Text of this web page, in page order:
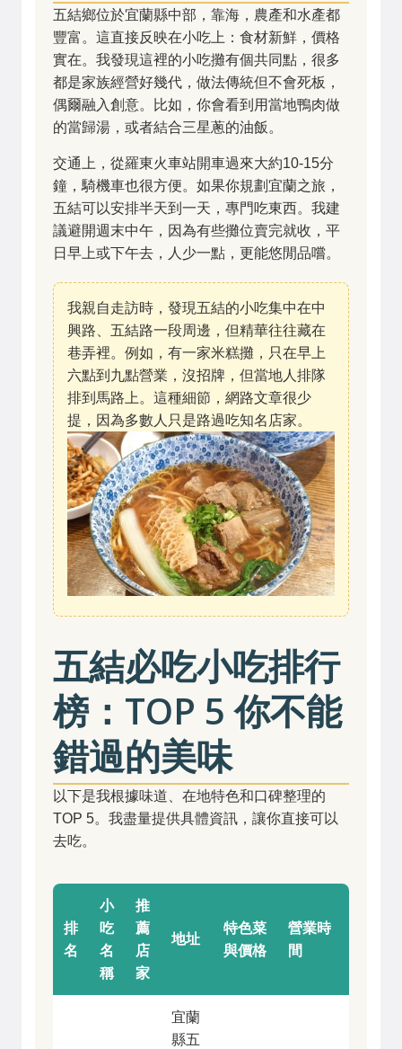
五結鄉位於宜蘭縣中部，靠海，農產和水產都
豐富。這直接反映在小吃上：食材新鮮，價格
實在。我發現這裡的小吃攤有個共同點，很多
都是家族經營好幾代，做法傳統但不會死板，
偶爾融入創意。比如，你會看到用當地鴨肉做
的當歸湯，或者結合三星蔥的油飯。
交通上，從羅東火車站開車過來大約10-15分
鐘，騎機車也很方便。如果你規劃宜蘭之旅，
五結可以安排半天到一天，專門吃東西。我建
議避開週末中午，因為有些攤位賣完就收，平
日早上或下午去，人少一點，更能悠閒品嚐。
我親自走訪時，發現五結的小吃集中在中
興路、五結路一段周邊，但精華往往藏在
巷弄裡。例如，有一家米糕攤，只在早上
六點到九點營業，沒招牌，但當地人排隊
排到馬路上。這種細節，網路文章很少
提，因為多數人只是路過吃知名店家。
五結必吃小吃排行
榜：TOP 5 你不能
錯過的美味
以下是我根據味道、在地特色和口碑整理的
TOP 5。我盡量提供具體資訊，讓你直接可以
去吃。
排
名
小
吃
名
稱
推
薦
店
家
地址
特色菜
與價格
營業時
間
宜蘭
縣五